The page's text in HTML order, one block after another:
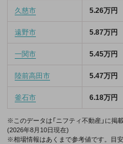
久慈市 5.26万円
遠野市 5.87万円
一関市 5.45万円
陸前高田市 5.47万円
釜石市 6.18万円
※このデータは「ニフティ不動産」に掲
(2026年8月10日現在)
※相場情報はあくまで参考値です。目安